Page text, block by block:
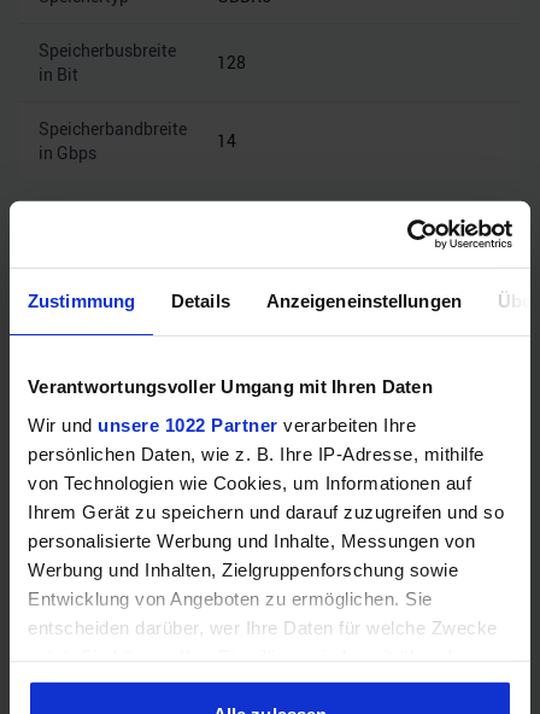
Zustimmung Details Anzeigeneinstellungen
Verantwortungsvoller Umgang mit Ihren Daten
Wir und unsere 1022 Partner verarbeiten Ihre
persönlichen Daten, wie z. B. Ihre IP-Adresse, mithilfe
von Technologien wie Cookies, um Informationen auf
Ihrem Gerät zu speichern und darauf zuzugreifen und so
personalisierte Werbung und Inhalte, Messungen von
Werbung und Inhalten, Zielgruppenforschung sowie
Entwicklung von Angeboten zu ermöglichen. Sie
entscheiden darüber, wer Ihre Daten für welche Zwecke
Cookie-Erklärung oder durch Klicken auf das Privacy
Speicherbusbreite
in Bit
128
Speicherbandbreite
in Gbps
14
Hinweis: Unsere Links sind Affiliate Links. Wir erhalten beim Kauf
eine kleine Provision, ohne dass sich euer Preis erhöht.
ZUM BESTPREIS
Vergleichen
GEWINNSPIEL
Gewinne einen MSI Gaming PC mit RTX 5070